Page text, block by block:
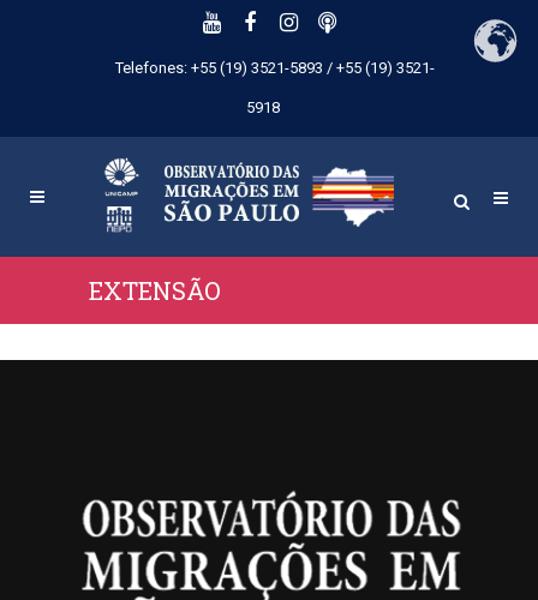
Telefones: +55 (19) 3521-5893 / +55 (19) 3521-
5918
EXTENSÃO